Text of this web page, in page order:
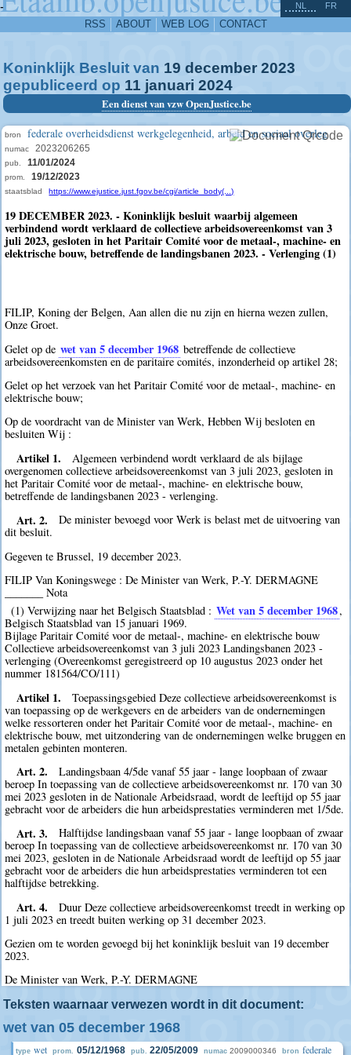
-
RSS ABOUT WEB LOG CONTACT
NL FR
Koninklijk Besluit van 19 december 2023
gepubliceerd op 11 januari 2024
Een dienst van vzw OpenJustice.be
bron federale overheidsdienst werkgelegenheid, arbeid en sociaal overleg
numac 2023206265
pub. 11/01/2024
prom. 19/12/2023
staatsblad https://www.ejustice.just.fgov.be/cgi/article_body(...)
19 DECEMBER 2023. - Koninklijk besluit waarbij algemeen
verbindend wordt verklaard de collectieve arbeidsovereenkomst van 3
juli 2023, gesloten in het Paritair Comité voor de metaal-, machine- en
elektrische bouw, betreffende de landingsbanen 2023. - Verlenging (1)
FILIP, Koning der Belgen, Aan allen die nu zijn en hierna wezen zullen,
Onze Groet.
Gelet op de wet van 5 december 1968 betreffende de collectieve
arbeidsovereenkomsten en de paritaire comités, inzonderheid op artikel 28;
Gelet op het verzoek van het Paritair Comité voor de metaal-, machine- en
elektrische bouw;
Op de voordracht van de Minister van Werk, Hebben Wij besloten en
besluiten Wij :
Artikel 1.
Algemeen verbindend wordt verklaard de als bijlage
overgenomen collectieve arbeidsovereenkomst van 3 juli 2023, gesloten in
het Paritair Comité voor de metaal-, machine- en elektrische bouw,
betreffende de landingsbanen 2023 - verlenging.
Art. 2.
De minister bevoegd voor Werk is belast met de uitvoering van
dit besluit.
Gegeven te Brussel, 19 december 2023.
FILIP Van Koningswege : De Minister van Werk, P.-Y. DERMAGNE
_______ Nota
(1) Verwijzing naar het Belgisch Staatsblad : Wet van 5 december 1968,
Belgisch Staatsblad van 15 januari 1969.
Bijlage Paritair Comité voor de metaal-, machine- en elektrische bouw
Collectieve arbeidsovereenkomst van 3 juli 2023 Landingsbanen 2023 -
verlenging (Overeenkomst geregistreerd op 10 augustus 2023 onder het
nummer 181564/CO/111)
Artikel 1.
Toepassingsgebied Deze collectieve arbeidsovereenkomst is
van toepassing op de werkgevers en de arbeiders van de ondernemingen
welke ressorteren onder het Paritair Comité voor de metaal-, machine- en
elektrische bouw, met uitzondering van de ondernemingen welke bruggen en
metalen gebinten monteren.
Art. 2.
Landingsbaan 4/5de vanaf 55 jaar - lange loopbaan of zwaar
beroep In toepassing van de collectieve arbeidsovereenkomst nr. 170 van 30
mei 2023 gesloten in de Nationale Arbeidsraad, wordt de leeftijd op 55 jaar
gebracht voor de arbeiders die hun arbeidsprestaties verminderen met 1/5de.
Art. 3.
Halftijdse landingsbaan vanaf 55 jaar - lange loopbaan of zwaar
beroep In toepassing van de collectieve arbeidsovereenkomst nr. 170 van 30
mei 2023, gesloten in de Nationale Arbeidsraad wordt de leeftijd op 55 jaar
gebracht voor de arbeiders die hun arbeidsprestaties verminderen tot een
halftijdse betrekking.
Art. 4.
Duur Deze collectieve arbeidsovereenkomst treedt in werking op
1 juli 2023 en treedt buiten werking op 31 december 2023.
Gezien om te worden gevoegd bij het koninklijk besluit van 19 december
2023.
De Minister van Werk, P.-Y. DERMAGNE
Teksten waarnaar verwezen wordt in dit document:
wet van 05 december 1968
type wet prom. 05/12/1968 pub. 22/05/2009 numac 2009000346 bron federale
^